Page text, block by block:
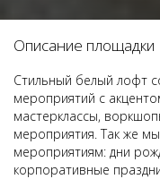
Описание площадки
Стильный белый лофт
мероприятий с
мастерклассы,
мероприятия. Так же
мероприятиям: дни
корпоративные